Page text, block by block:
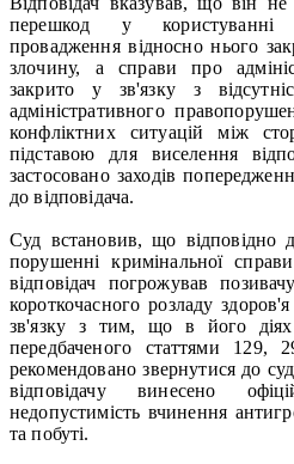
перешкод у користуванні
провадження відносно нього
злочину, а справи про
закрито у зв'язку з
адміністративного
конфліктних ситуацій між
підставою для виселення
застосовано заходів
до відповідача.
Суд встановив, що відповідно
порушенні кримінальної
відповідач погрожував
короткочасного розладу
зв'язку з тим, що в його діях
передбаченого статтями 129,
рекомендовано звернутися до
відповідачу винесено
недопустимість вчинення
та побуті.